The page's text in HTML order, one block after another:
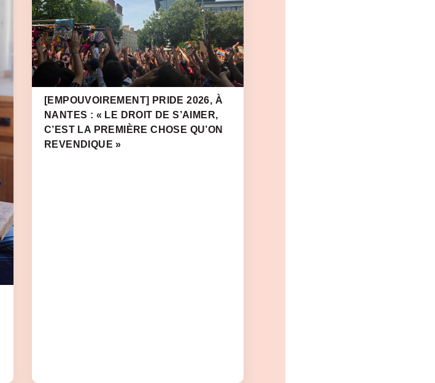
[EMPOUVOIREMENT] PRIDE 2026, À
NANTES : « LE DROIT DE S’AIMER,
C’EST LA PREMIÈRE CHOSE QU’ON
REVENDIQUE »